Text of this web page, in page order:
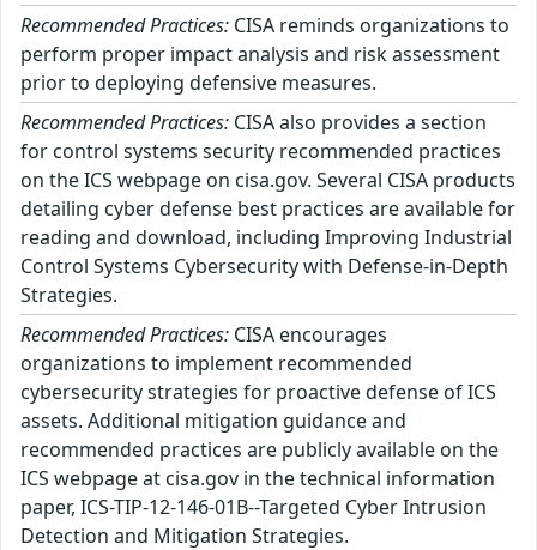
Recommended Practices: CISA reminds organizations to
perform proper impact analysis and risk assessment
prior to deploying defensive measures.
Recommended Practices: CISA also provides a section
for control systems security recommended practices
on the ICS webpage on cisa.gov. Several CISA products
detailing cyber defense best practices are available for
reading and download, including Improving Industrial
Control Systems Cybersecurity with Defense-in-Depth
Strategies.
Recommended Practices: CISA encourages
organizations to implement recommended
cybersecurity strategies for proactive defense of ICS
assets. Additional mitigation guidance and
recommended practices are publicly available on the
ICS webpage at cisa.gov in the technical information
paper, ICS-TIP-12-146-01B--Targeted Cyber Intrusion
Detection and Mitigation Strategies.